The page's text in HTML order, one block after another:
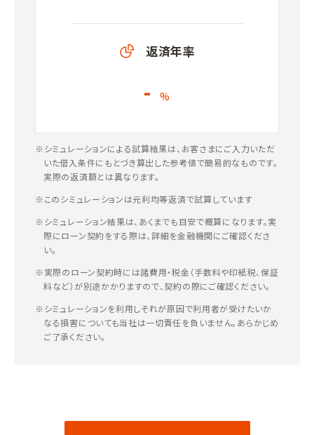
返済年率
- %
※シミュレーションによる試算結果は、お客さまにご入力いただ
いた借入条件にもとづき算出した参考値で簡易的なものです。
実際の返済額とは異なります。
※このシミュレーションは元利均等返済で試算しています
※シミュレーション結果は、あくまでも目安で概算になります。実
際にローン契約をする際は、詳細を金融機関にご確認くださ
い。
※実際のローン契約時には諸費用・税金（手数料や印紙税、保証
料など）が別途かかりますので、契約の際にご確認ください。
※シミュレーションを利用しそれが原因で利用者が受けたいか
なる損害についても当社は一切責任を負いません。あらかじめ
ご了承ください。